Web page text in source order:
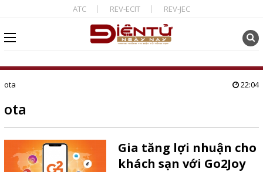
ATC REV-ECIT REV-JEC
ota 22:04
ota
Gia tăng lợi nhuận cho
khách sạn với Go2Joy